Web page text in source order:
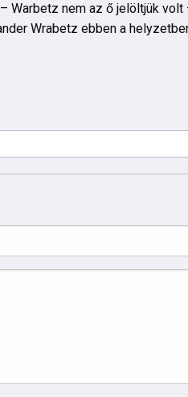
Warbetz nem az ő jelöltjük volt
Wrabetz ebben a